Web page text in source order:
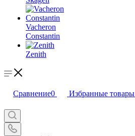
Vacheron
Constantin
Zenith
Сравнение0 Избранные товары